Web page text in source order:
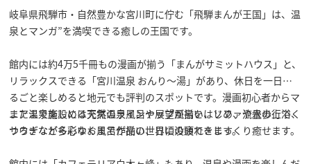
岐阜県飛騨市・自然豊かな宮川町に佇む「飛騨まんが王国」は、温
泉とマンガ”を満喫できる癒しの王国です。
館内には約4万5千冊もの漫画が揃う「まんがサミットハウス」と、
リラックスできる「宮川温泉 おんり～湯」があり、休日を一日ま
るごと楽しめると地元でも評判のスポットです。漫画初心者からマ
ニアまで楽しめる充実のラインナップが揃い、ソファや畳の上でく
つろぎながら心ゆくまで作品の世界に没頭できます。
また温泉施設には天然温泉風呂や展望風呂をはじめ、流水歩行浴、
サウナなど多彩なお風呂が揃い、日頃の疲れをじっくり癒せます。